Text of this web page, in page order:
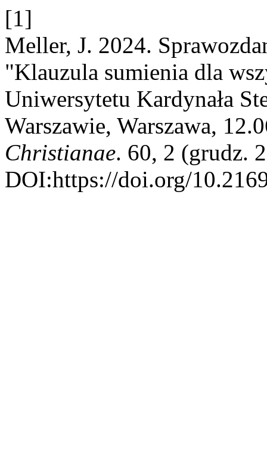
[1]
Meller, J. 2024.
"Klauzula sumienia dla
Uniwersytetu Kardynała
Warszawie, Warszawa,
Christianae. 60, 2 (grudz.
DOI:https://doi.org/